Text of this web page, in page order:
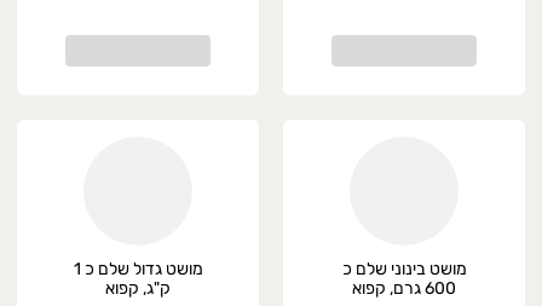
מושט בינוני שלם כ
600 גרם, קפוא
מושט גדול שלם כ 1
ק"ג, קפוא